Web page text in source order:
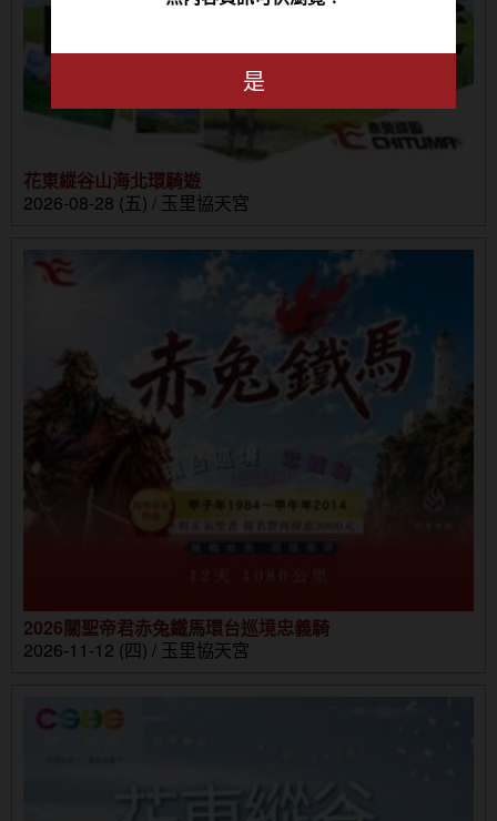
花東縱谷山海北環騎遊
2026-08-28 (五) / 玉里協天宮
2026關聖帝君赤兔鐵馬環台巡境忠義騎
2026-11-12 (四) / 玉里協天宮
是